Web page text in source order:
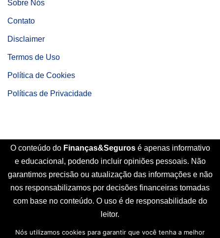
Sobre Nós
Contato
Disclaimer
Termos de Uso
Política de Cookies
Políticas de Privacidade
O conteúdo do Finanças&Seguros é apenas informativo
e educacional, podendo incluir opiniões pessoais. Não
garantimos precisão ou atualização das informações e não
nos responsabilizamos por decisões financeiras tomadas
com base no conteúdo. O uso é de responsabilidade do
leitor.
Início Sobre Nós Contato Disclaimer
Nós utilizamos cookies para garantir que você tenha a melhor